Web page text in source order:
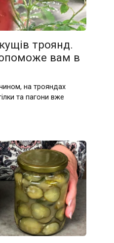
троянд.
вам в
на трояндах
та пагони вже